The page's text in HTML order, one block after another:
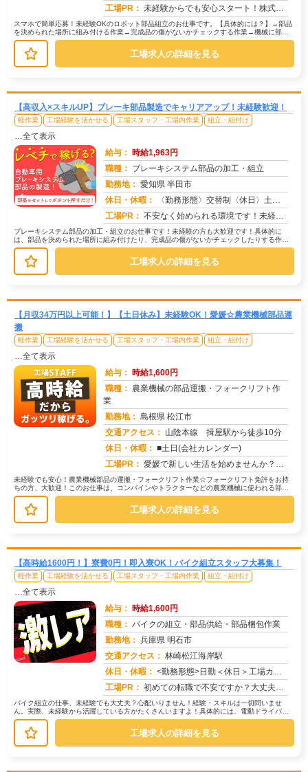
工場PR： 未経験からでも安心スタート！株式会社京栄センターで新しい一歩を踏み出しませんか？→経験・学歴・スキルは一切不問です...
スマホで簡単応募！未経験OKのロボット部品組立のお仕事です。【具体的には？】→部品
を決められた場所に組み付ける作業→完成品の傷がないかチェックする作業→機械に部品
をセットしてボタンを押すだけの作...
工場求人の詳細を見る
【高収入×スキルUP】ブレーキ部品製造でキャリアアップ！未経験歓迎！
軽作業 工場経験を活かせる 工場スタッフ・工場内作業 組立・組付け
…全て表示
給与： 時給1,963円
職種： ブレーキシステム部品の加工・組立
勤務地： 愛知県 半田市
休日・休暇：
〈勤務形態〉交替制〈休日〉土日★ＧＷ★夏季休暇★冬季休暇★年末年始
工場PR： 不安なく始められる環境です！未経験の方、ブランクのある方も大歓迎！充実の研修でしっかりサポートします。20代、30...
ブレーキシステム部品の加工・組立のお仕事です！未経験の方も大歓迎です！具体的に
は、部品を決められた場所に組み付けたり、完成品の傷がないかチェックしたりする作業
が中心です。中には、部品をセットして...
工場求人の詳細を見る
【月収34万円以上可能！】【土日休み】未経験OK！愛媛☆農業機械部品運
搬
軽作業 工場経験を活かせる 工場スタッフ・工場内作業 組立・組付け
…全て表示
給与： 時給1,600円
職種： 農業機械の部品運搬・フォークリフト作
業
勤務地： 島根県 松江市
交通アクセス： 山陰本線 揖屋駅から徒歩10分
休日・休暇： ■土日(会社カレンダー)
工場PR： 愛媛で新しい生活を始めませんか？☆ すぐに住める寮完備！面倒な手続きは一切不要です。☆ 男女問わず活躍中！年齢や性...
未経験でも安心！農業機械部品の運搬・フォークリフト作業☆フォークリフト免許をお持
ちの方、大歓迎！このお仕事は、コンバインやトラクターなどの農業機械に使われる部品
の運搬が中心です。→ 具体的には、...
工場求人の詳細を見る
【高時給1600円！】寮費0円！即入寮OK！バイク組立スタッフ大募集！
軽作業 工場経験を活かせる 工場スタッフ・工場内作業 組立・組付け
…全て表示
給与： 時給1,600円
職種： バイクの組立・部品供給・部品梱包作業
勤務地： 兵庫県 明石市
交通アクセス： 林崎松江海岸駅
休日・休暇： <勤務形態>日勤＜休日＞工場カレンダーによる/長期休暇/GW /夏季/ 年末年始
工場PR： 初めての転職で不安ですか？大丈夫！90%の方が不安を解消してスタートしています。→ 赴任費は会社が支給！→ 初期費...
バイク組立の仕事、未経験でも大丈夫？心配いりません！経験・スキルは一切問いませ
ん。実際、未経験から活躍している方がたくさんいますよ！具体的には、電動ドライバー
などの簡単な工具を使って、バイクのラ...
工場求人の詳細を見る